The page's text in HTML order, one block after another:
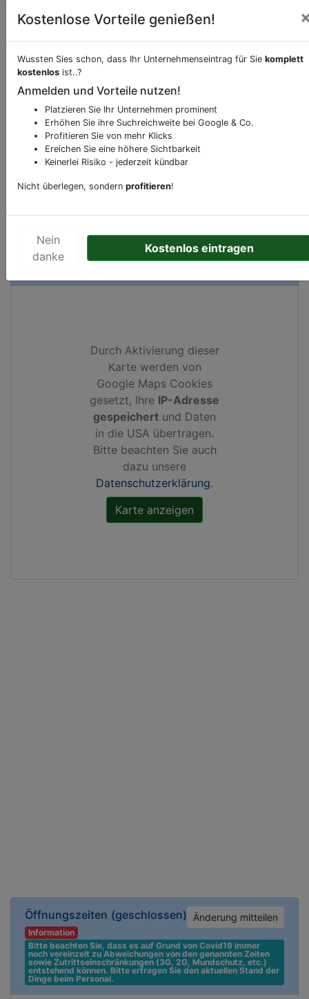
Öffnungszeiten (geschlossen) Änderung mitteilen
Information
Bitte beachten Sie, dass es auf Grund von Covid19 immer
noch vereinzelt zu Abweichungen von den genannten Zeiten
sowie Zutrittseinschränkungen (3G, 2G, Mundschutz, etc.)
entstehend können. Bitte erfragen Sie den aktuellen Stand der
Dinge beim Personal.
Beschreibung & Services vonSupermarkt
Sie möchten eine Beschreibung, Dienstleistung
oder andere relevante Informationen hinzufügen?
Klicken Sie bittehierum uns zu kontaktieren.
Gerne erweitern wir Ihren Firmeneintrag um
Sonderangebote odere besondere Services, die
Ihren Wettbewerbern abheben.
KartenansichtZandvoortselaan 169in
Durch Aktivierung dieser
Karte werden von
Google Maps Cookies
gesetzt, Ihre IP-Adresse
gespeichert und Daten
in die USA übertragen.
Bitte beachten Sie auch
dazu unsere
Datenschutzerklärung.
Kostenlose Vorteile genießen!
Wussten Sies schon, dass Ihr Unternehmenseintrag für Sie komplett
kostenlos ist..?
Anmelden und Vorteile nutzen!
Platzieren Sie Ihr Unternehmen prominent
Erhöhen Sie ihre Suchreichweite bei Google & Co.
Profitieren Sie von mehr Klicks
Ereichen Sie eine höhere Sichtbarkeit
Keinerlei Risiko - jederzeit kündbar
Nicht überlegen, sondern profitieren!
Nein
danke
Kostenlos eintragen